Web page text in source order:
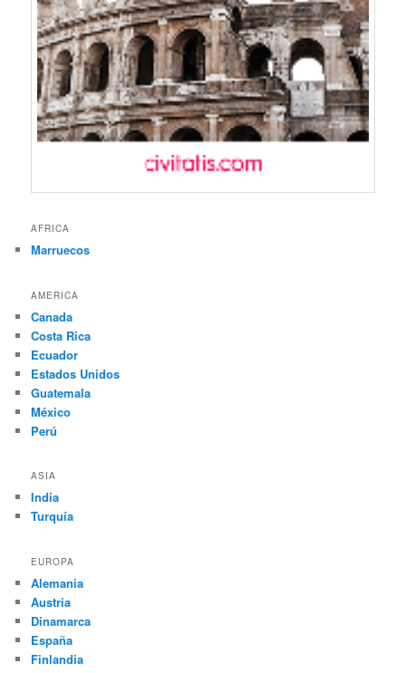
AFRICA
Marruecos
AMERICA
Canada
Costa Rica
Ecuador
Estados Unidos
Guatemala
México
Perú
ASIA
India
Turquía
EUROPA
Alemania
Austria
Dinamarca
España
Finlandia